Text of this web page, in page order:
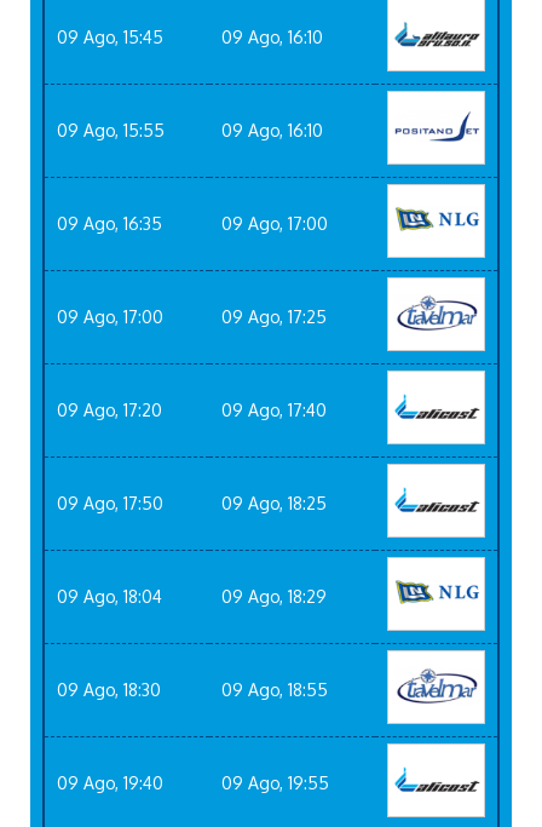
09 Ago, 15:45 09 Ago, 16:10
09 Ago, 15:55 09 Ago, 16:10
09 Ago, 16:35 09 Ago, 17:00
09 Ago, 17:00 09 Ago, 17:25
09 Ago, 17:20 09 Ago, 17:40
09 Ago, 17:50 09 Ago, 18:25
09 Ago, 18:04 09 Ago, 18:29
09 Ago, 18:30 09 Ago, 18:55
09 Ago, 19:40 09 Ago, 19:55